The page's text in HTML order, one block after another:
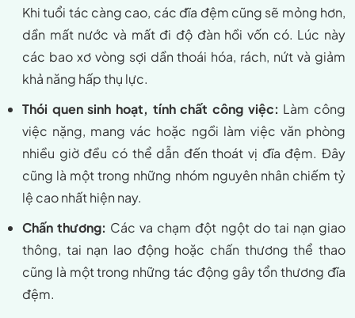
Khi tuổi tác càng cao, các đĩa đệm cũng sẽ mỏng hơn,
dần mất nước và mất đi độ đàn hồi vốn có. Lúc này
các bao xơ vòng sợi dần thoái hóa, rách, nứt và giảm
khả năng hấp thụ lực.
Thói quen sinh hoạt, tính chất công việc: Làm công
việc nặng, mang vác hoặc ngồi làm việc văn phòng
nhiều giờ đều có thể dẫn đến thoát vị đĩa đệm. Đây
cũng là một trong những nhóm nguyên nhân chiếm tỷ
lệ cao nhất hiện nay.
Chấn thương: Các va chạm đột ngột do tai nạn giao
thông, tai nạn lao động hoặc chấn thương thể thao
cũng là một trong những tác động gây tổn thương đĩa
đệm.